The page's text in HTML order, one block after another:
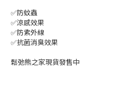
✅防蚊蟲
✅涼感效果
✅防紫外線
✅抗菌消臭效果
鬆弛熊之家現貨發售中